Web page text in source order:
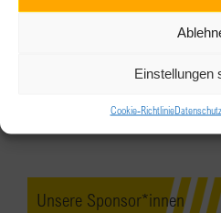
Einstellungen
Cookie-Richtlinie
Unsere Sponsor*innen